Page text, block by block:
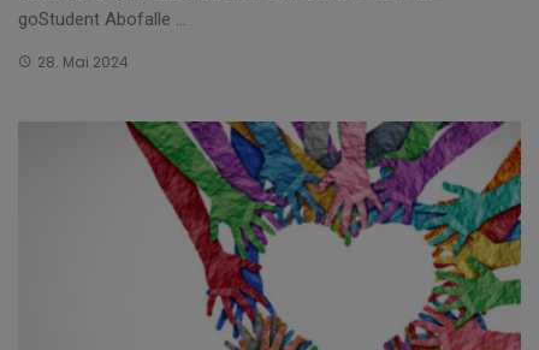
goStudent Abofalle ...
28. Mai 2024